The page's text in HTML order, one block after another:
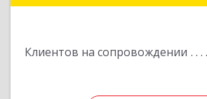
Клиентов на сопровождении